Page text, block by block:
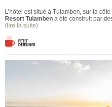
L’hôtel est situé à Tulamben, sur la
Resort Tulamben a été construit par
(lire la suite)